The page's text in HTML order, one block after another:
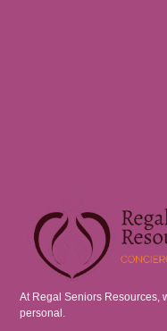
At Regal Seniors Resources,
personal.